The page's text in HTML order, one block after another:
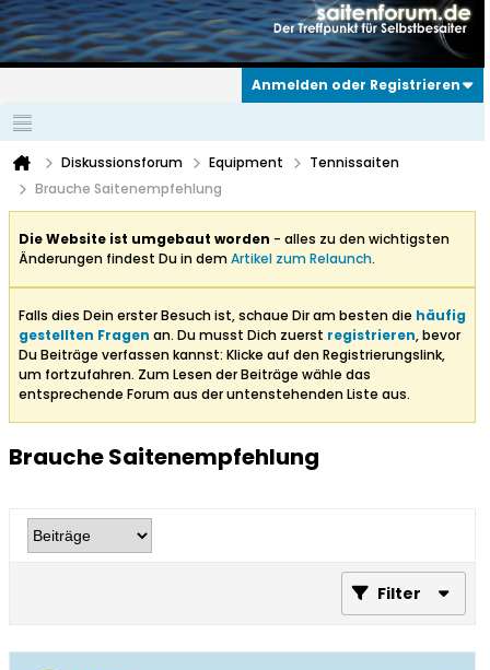
Anmelden oder Registrieren
Diskussionsforum Equipment
Tennissaiten
Brauche Saitenempfehlung
Die Website ist umgebaut worden - alles zu den wichtigsten
Änderungen findest Du in demArtikel zum Relaunch.
Falls dies Dein erster Besuch ist, schaue Dir am besten die häufig
gestellten Fragen an. Du musst Dich zuerst registrieren, bevor
Du Beiträge verfassen kannst: Klicke auf den Registrierungslink,
um fortzufahren. Zum Lesen der Beiträge wähle das
entsprechende Forum aus der untenstehenden Liste aus.
Brauche Saitenempfehlung
Filter